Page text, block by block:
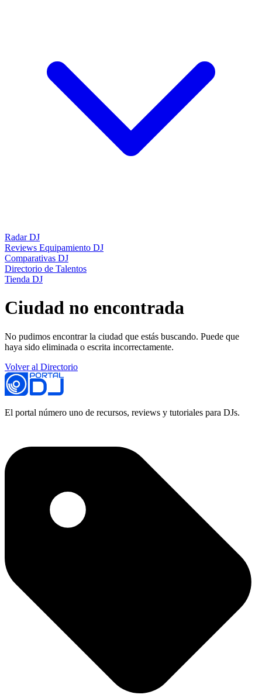
Radar DJ
Reviews Equipamiento DJ
Comparativas DJ
Directorio de Talentos
Tienda DJ
Ciudad no encontrada
No pudimos encontrar la ciudad que estás buscando. Puede que
haya sido eliminada o escrita incorrectamente.
Volver al Directorio
El portal número uno de recursos, reviews y tutoriales para DJs.